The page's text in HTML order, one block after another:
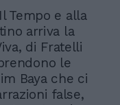
Tempo e alla
arriva la
di Fratelli
le
Baya che ci
false,